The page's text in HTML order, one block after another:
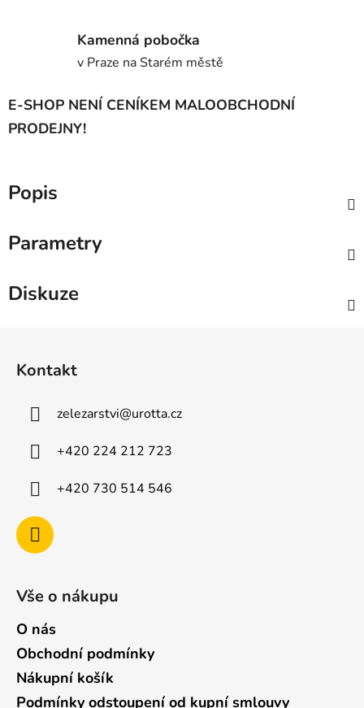
Kamenná pobočka
v Praze na Starém městě
E-SHOP NENÍ CENÍKEM MALOOBCHODNÍ
PRODEJNY!
Popis
Parametry
Diskuze
Kontakt
zelezarstvi@urotta.cz
+420 224 212 723
+420 730 514 546
Vše o nákupu
O nás
Obchodní podmínky
Nákupní košík
Podmínky odstoupení od kupní smlouvy